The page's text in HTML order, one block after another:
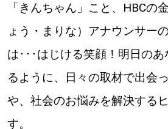
道東
道央
「きんちゃん」こと、HBCの
ょう・まりな）アナウンサー
は･･･はじける笑顔！明日の
るように、日々の取材で出会
や、社会のお悩みを解決する
す。